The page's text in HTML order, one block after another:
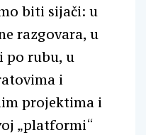
biti sijači: u
razgovara, u
po rubu, u
i
projektima i
„platformi“